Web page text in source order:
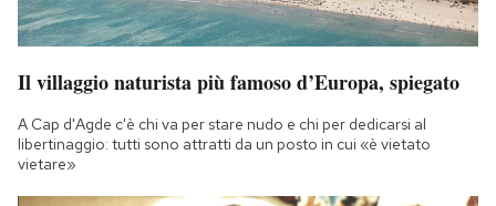
Il villaggio naturista più famoso d’Europa, spiegato
A Cap d'Agde c'è chi va per stare nudo e chi per dedicarsi al
libertinaggio: tutti sono attratti da un posto in cui «è vietato
vietare»